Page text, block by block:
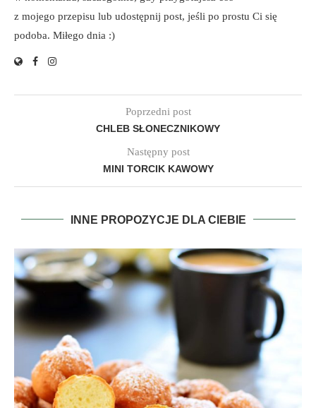
z mojego przepisu lub udostępnij post, jeśli po prostu Ci się
podoba. Miłego dnia :)
Poprzedni post
CHLEB SŁONECZNIKOWY
Następny post
MINI TORCIK KAWOWY
INNE PROPOZYCJE DLA CIEBIE